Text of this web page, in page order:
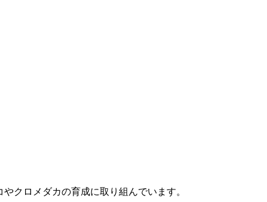
クロメダカの育成に取り組んでいます。